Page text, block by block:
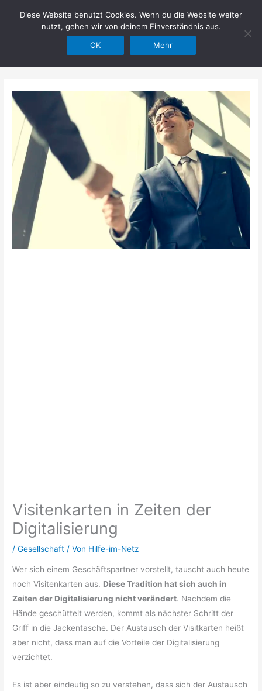
Hilfe im Netz
Visitenkarten in Zeiten der
Digitalisierung
/Gesellschaft / Von Hilfe-im-Netz
Wer sich einem Geschäftspartner vorstellt, tauscht auch heute
noch Visitenkarten aus. Diese Tradition hat sich auch in
Zeiten der Digitalisierung nicht verändert. Nachdem die
Hände geschüttelt werden, kommt als nächster Schritt der
Griff in die Jackentasche. Der Austausch der Visitkarten heißt
aber nicht, dass man auf die Vorteile der Digitalisierung
verzichtet.
Es ist aber eindeutig so zu verstehen, dass sich der Austausch
Diese Website benutzt Cookies. Wenn du die Website weiter
nutzt, gehen wir von deinem Einverständnis aus.
OK
Mehr